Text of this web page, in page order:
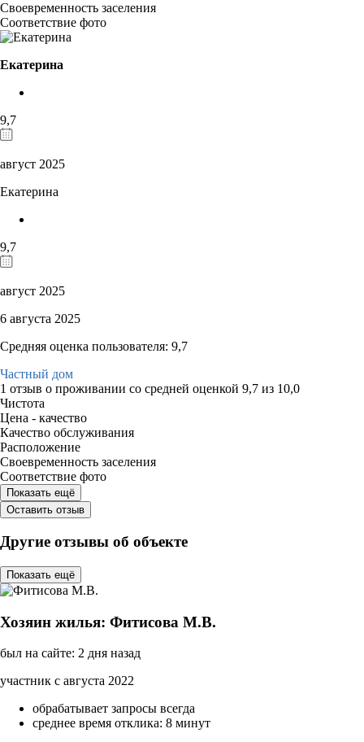
Своевременность заселения
Соответствие фото
Екатерина
9,7
август 2025
Екатерина
9,7
август 2025
6 августа 2025
Средняя оценка пользователя: 9,7
Частный дом
1 отзыв о проживании со средней оценкой 9,7 из 10,0
Чистота
Цена - качество
Качество обслуживания
Расположение
Своевременность заселения
Соответствие фото
Показать ещё
Оставить отзыв
Другие отзывы об объекте
Показать ещё
Хозяин жилья: Фитисова М.В.
был на сайте: 2 дня назад
участник с августа 2022
обрабатывает запросы всегда
среднее время отклика: 8 минут